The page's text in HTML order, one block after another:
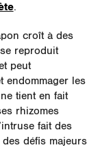
.
croît à des
reproduit
peut
endommager les
tient en fait
rhizomes
fait des
défis majeurs